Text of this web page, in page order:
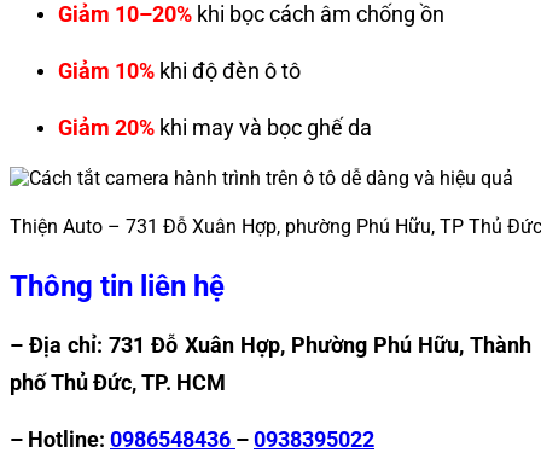
Giảm 10–20% khi bọc cách âm chống ồn
Giảm 10% khi độ đèn ô tô
Giảm 20% khi may và bọc ghế da
Thiện Auto – 731 Đỗ Xuân Hợp, phường Phú Hữu, TP Thủ
Thông tin liên hệ
– Địa chỉ: 731 Đỗ Xuân Hợp, Phường Phú Hữu, Thành
phố Thủ Đức, TP. HCM
– Hotline: 0986548436 –0938395022